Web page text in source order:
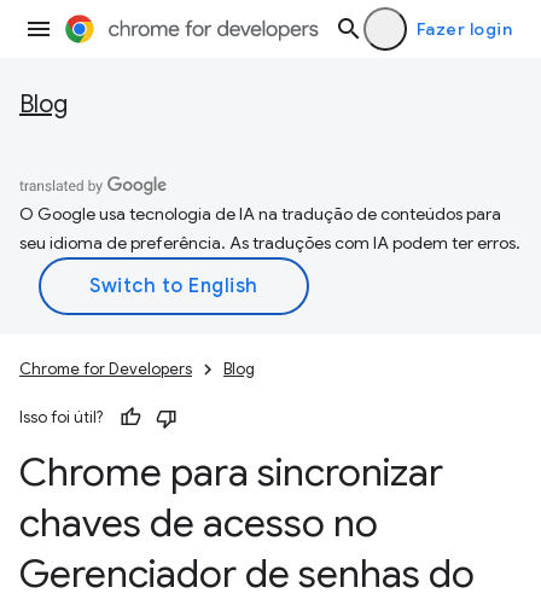
Fazer login
Blog
O Google usa tecnologia de IA na tradução de conteúdos para
seu idioma de preferência. As traduções com IA podem ter erros.
Chrome for Developers Blog
Isso foi útil?
Chrome para sincronizar
chaves de acesso no
Gerenciador de senhas do